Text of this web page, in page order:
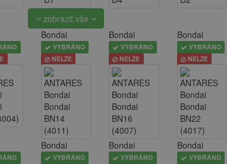
zobrazit vše
Bondai
VYBRÁNO
NELZE
Bondai
VYBRÁNO
NELZE
Bondai
VYBRÁNO
NELZE
Bondai
VYBRÁNO
Bondai
VYBRÁNO
Bondai
VYBRÁNO